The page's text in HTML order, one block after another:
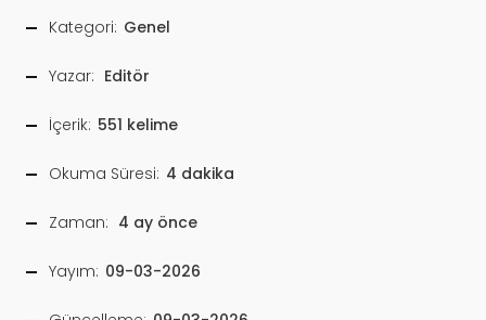
Kategori: Genel
Yazar: Editör
İçerik: 551 kelime
Okuma Süresi: 4 dakika
Zaman: 4 ay önce
Yayım: 09-03-2026